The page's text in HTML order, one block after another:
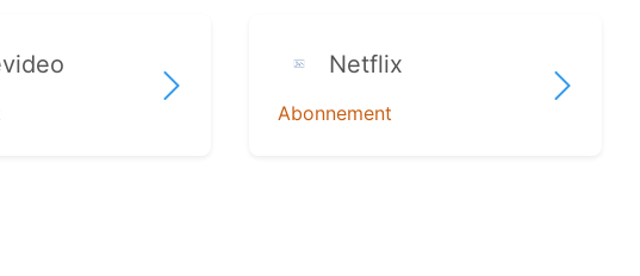
Netflix
Abonnement